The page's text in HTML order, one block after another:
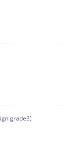
grade3)